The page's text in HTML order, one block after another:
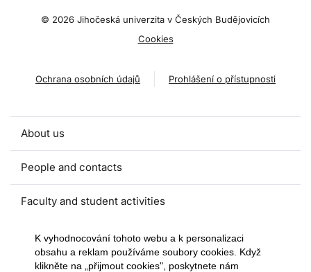
© 2026 Jihočeská univerzita v Českých Budějovicích
Cookies
Ochrana osobních údajů Prohlášení o přístupnosti
About us
People and contacts
Faculty and student activities
Projects and strategic partnerships
Documents
K vyhodnocování tohoto webu a k personalizaci
obsahu a reklam používáme soubory cookies. Když
klikněte na „přijmout cookies", poskytnete nám